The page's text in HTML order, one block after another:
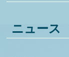
ニュース